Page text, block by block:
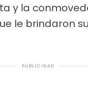
y la
le brindaron
PUBLICIDAD